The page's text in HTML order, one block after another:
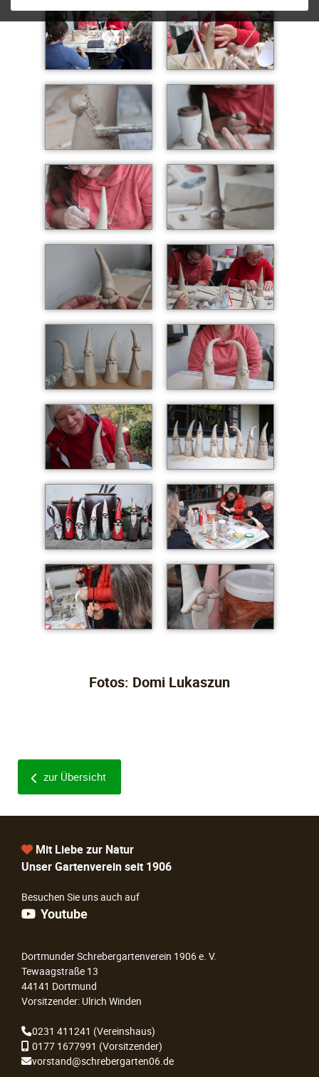
Fotos: Domi Lukaszun
zur Übersicht
Mit Liebe zur Natur
Unser Gartenverein seit 1906
Besuchen Sie uns auch auf
Youtube
Dortmunder Schrebergartenverein 1906 e. V.
Tewaagstraße 13
44141 Dortmund
Vorsitzender: Ulrich Winden
0231 411241 (Vereinshaus)
0177 1677991 (Vorsitzender)
vorstand@schrebergarten06.de